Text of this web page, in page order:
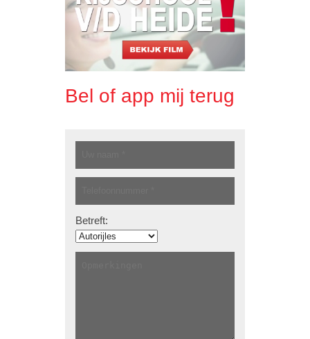
Bel of app mij terug
Betreft: